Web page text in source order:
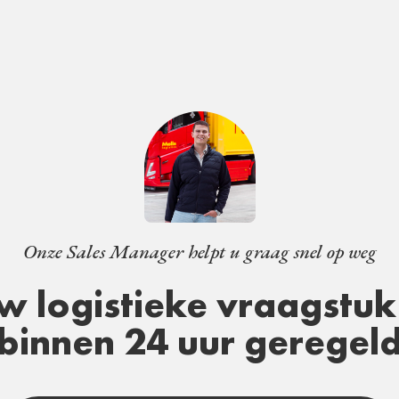
Onze Sales Manager helpt u graag snel op weg
logistieke
24 uur